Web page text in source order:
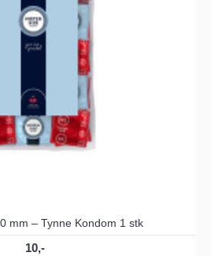
mm – Tynne Kondom 1 stk
10,-